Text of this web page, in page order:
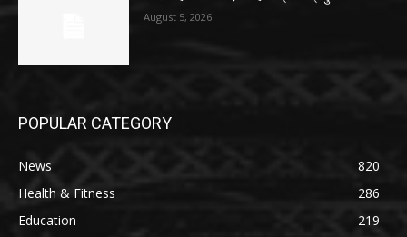
August 5, 2026
POPULAR CATEGORY
News
820
Health & Fitness
286
Education
219